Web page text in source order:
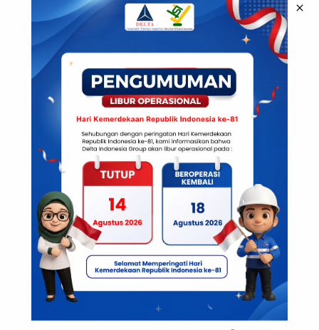
Pelatihan
Ahli K3 Elevator &
Eskalator
Perusahaan Wajib melaksanakan Keselamatan
dan Kesehatan Kerja, untuk pemenuhan itu, butuh
pegawai sepertimu yang memiliki kualifikasi
dalam hal keselamatan dan kesehatan kerja ( K3 )
pekerja diindustri juga memberikan kredibilitas
sebagai profesional di industri K3. Banyak
pekerjaan di dunia K3 mensyaratkan pelamar
untuk memiliki sertifikasi atau pelatihan K3.
Mengikuti pelatihan dan sertifikasi K3 ini, dapat
memenuhi persyaratan tersebut, memiliki akses
dan relasi untuk lebih banyak peluang pekerjaan.